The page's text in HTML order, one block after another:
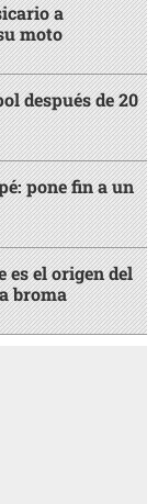
a
moto
después de 20
pone fin a un
es el origen del
broma